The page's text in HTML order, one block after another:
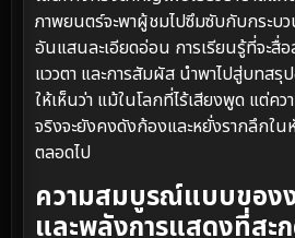
ภาพยนตร์จะพาผู้ชมไปซึมซับกับกระบ
อันแสนละเอียดอ่อน การเรียนรู้ที่จะ
แววตา และการสัมผัส นำพาไปสู่บทส
ให้เห็นว่า แม้ในโลกที่ไร้เสียงพูด แต่คว
จริงจะยังคงดังก้องและหยั่งรากลึกใน
ตลอดไป
ความสมบูรณ์แบบของ
และพลังการแสดงที่สะ